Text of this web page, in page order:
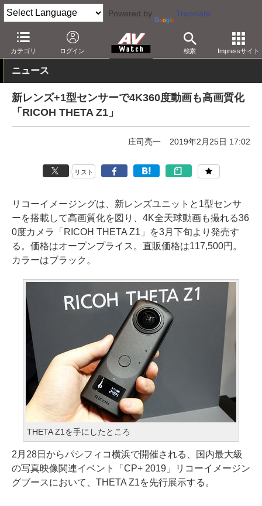
Powered by Translate
カテゴリ ログイン 検索 Impressサイト
AV Watch 製品 360度カメラ THETA
ニュース
新レンズ+1型センサーで4K360度動画も高画質化
「RICOH THETA Z1」
庄司亮一 2019年2月25日 17:02
リスト
リコーイメージングは、新レンズユニットと1型センサ
ーを搭載して高画質化を図り、4K全天球動画も撮れる36
0度カメラ「RICOH THETA Z1」を3月下旬より発売す
る。価格はオープンプライス。直販価格は117,500円。
カラーはブラック。
THETA Z1を手にしたところ
2月28日からパシフィコ横浜で開催される、国内最大級
の写真映像関連イベント「CP+ 2019」リコーイメージン
グブースにおいて、THETA Z1を先行展示する。